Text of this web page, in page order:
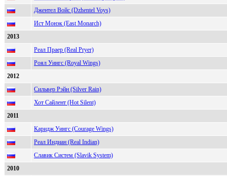
Джентел Войс (Dzhentel Voys)
Ист Монэк (East Monarch)
2013
Реал Праер (Real Pryer)
Роял Уингс (Royal Wings)
2012
Сильвер Рэйн (Silver Rain)
Хот Сайлент (Hot Silent)
2011
Каридж Уингс (Courage Wings)
Реал Индиан (Real Indian)
Славик Систем (Slavik System)
2010